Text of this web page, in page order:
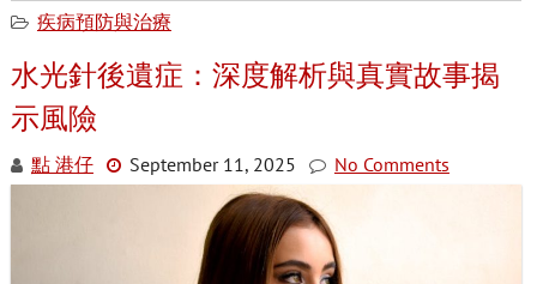
疾病預防與治療
水光針後遺症：深度解析與真實故事揭
示風險
點 港仔 September 11, 2025 No Comments